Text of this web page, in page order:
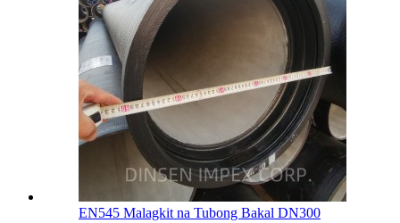
EN545 Malagkit na Tubong Bakal DN300